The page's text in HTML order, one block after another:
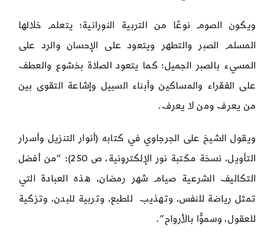
ويكون الصوم نوعًا من التربية النورانية؛ يتعلم خلالها
المسلم الصبر والتطهر ويتعود على الإحسان والرد على
المسيء بالصبر الجميل؛ كما يتعود الصلاة بخشوع والعطف
على الفقراء والمساكين وأبناء السبيل وإشاعة التقوى بين
من يعرف ومن لا يعرف.
ويقول الشيخ على الجرجاوي في كتابه (أنوار التنزيل وأسرار
التأويل، نسخة مكتبة نور الإلكترونية، ص 250): “من أفضل
التكاليف الشرعية صيام شهر رمضان، هذه العبادة التي
تمثل رياضة للنفس، وتهذيب للطبع، وتربية للبدن، وتزكية
للعقول، وسموًّا بالأرواح”.